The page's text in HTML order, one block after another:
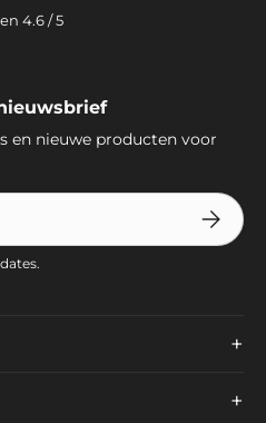
4.6 / 5
en nieuwe producten voor
+
+